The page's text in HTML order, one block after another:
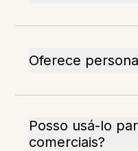
Oferece
Posso usá-lo
comerciais?